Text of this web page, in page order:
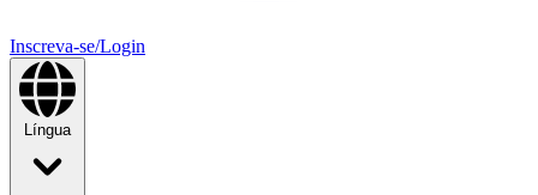
Inscreva-se/Login
Língua